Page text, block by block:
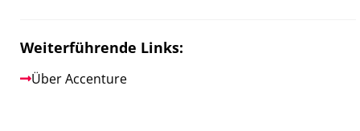
Weiterführende Links:
Über Accenture